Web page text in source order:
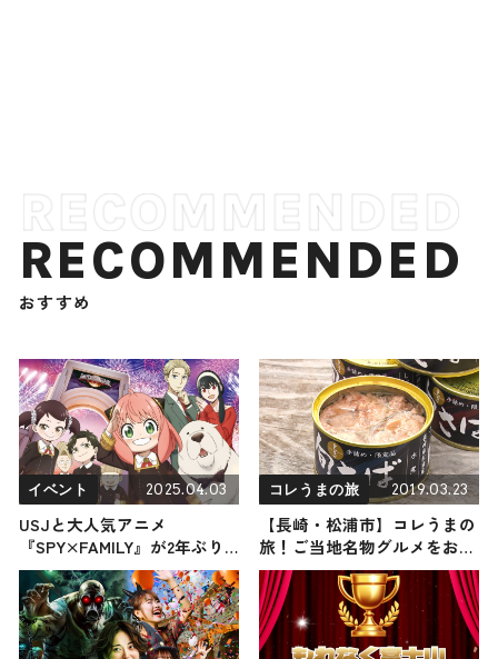
RECOMMENDED
おすすめ
イベント 2025.04.03
USJと大人気アニメ
『SPY×FAMILY』が2年ぶり
のコラボ！ 7月1日（火）、
作品史上初のVRコースター
「SPY×FAMILY XRライド」
が誕生
コレうまの旅 2019.03.23
【長崎・松浦市】コレうまの
旅！ご当地名物グルメをお届
け